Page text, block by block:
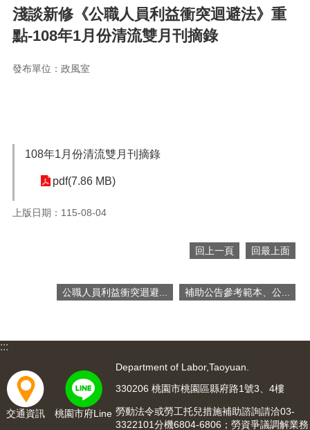
通
訊
錄
業
務
民
政
府
用
回
首
頁
淺談新修《公職人員利益衝突迴避法》重
點-108年1月份清流雙月刊摘錄
發布單位：政風室
108年1月份清流雙月刊摘錄
pdf(7.86 MB)
上版日期：115-08-04
回上一頁 回最上面
公職人員利益衝突迴避... 補助公告參考範本、公...
:::
交通資訊 桃園市府Line
Department of Labor,Taoyuan.
330206 桃園市桃園區縣府路1號3、4樓
勞動法令或勞工托兒措施補助諮詢請洽03-
3322101分機6804-6806；勞資爭議調解業務